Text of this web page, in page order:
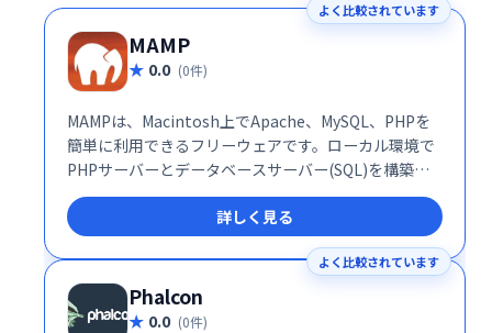
よく比較されています
MAMP
0.0 (0件)
MAMPは、Macintosh上でApache、MySQL、PHPを
簡単に利用できるフリーウェアです。ローカル環境で
PHPサーバーとデータベースサーバー(SQL)を構築
し、Webアプリケーション開発をスムーズに行えま
す。Appsolute GmbHが提供する信頼性の高いツール
で、開発効率の向上に貢献します。 複雑な設定不要
で、手軽にWeb開発を始めたい方におすすめです。
詳しく見る
よく比較されています
Phalcon
0.0 (0件)